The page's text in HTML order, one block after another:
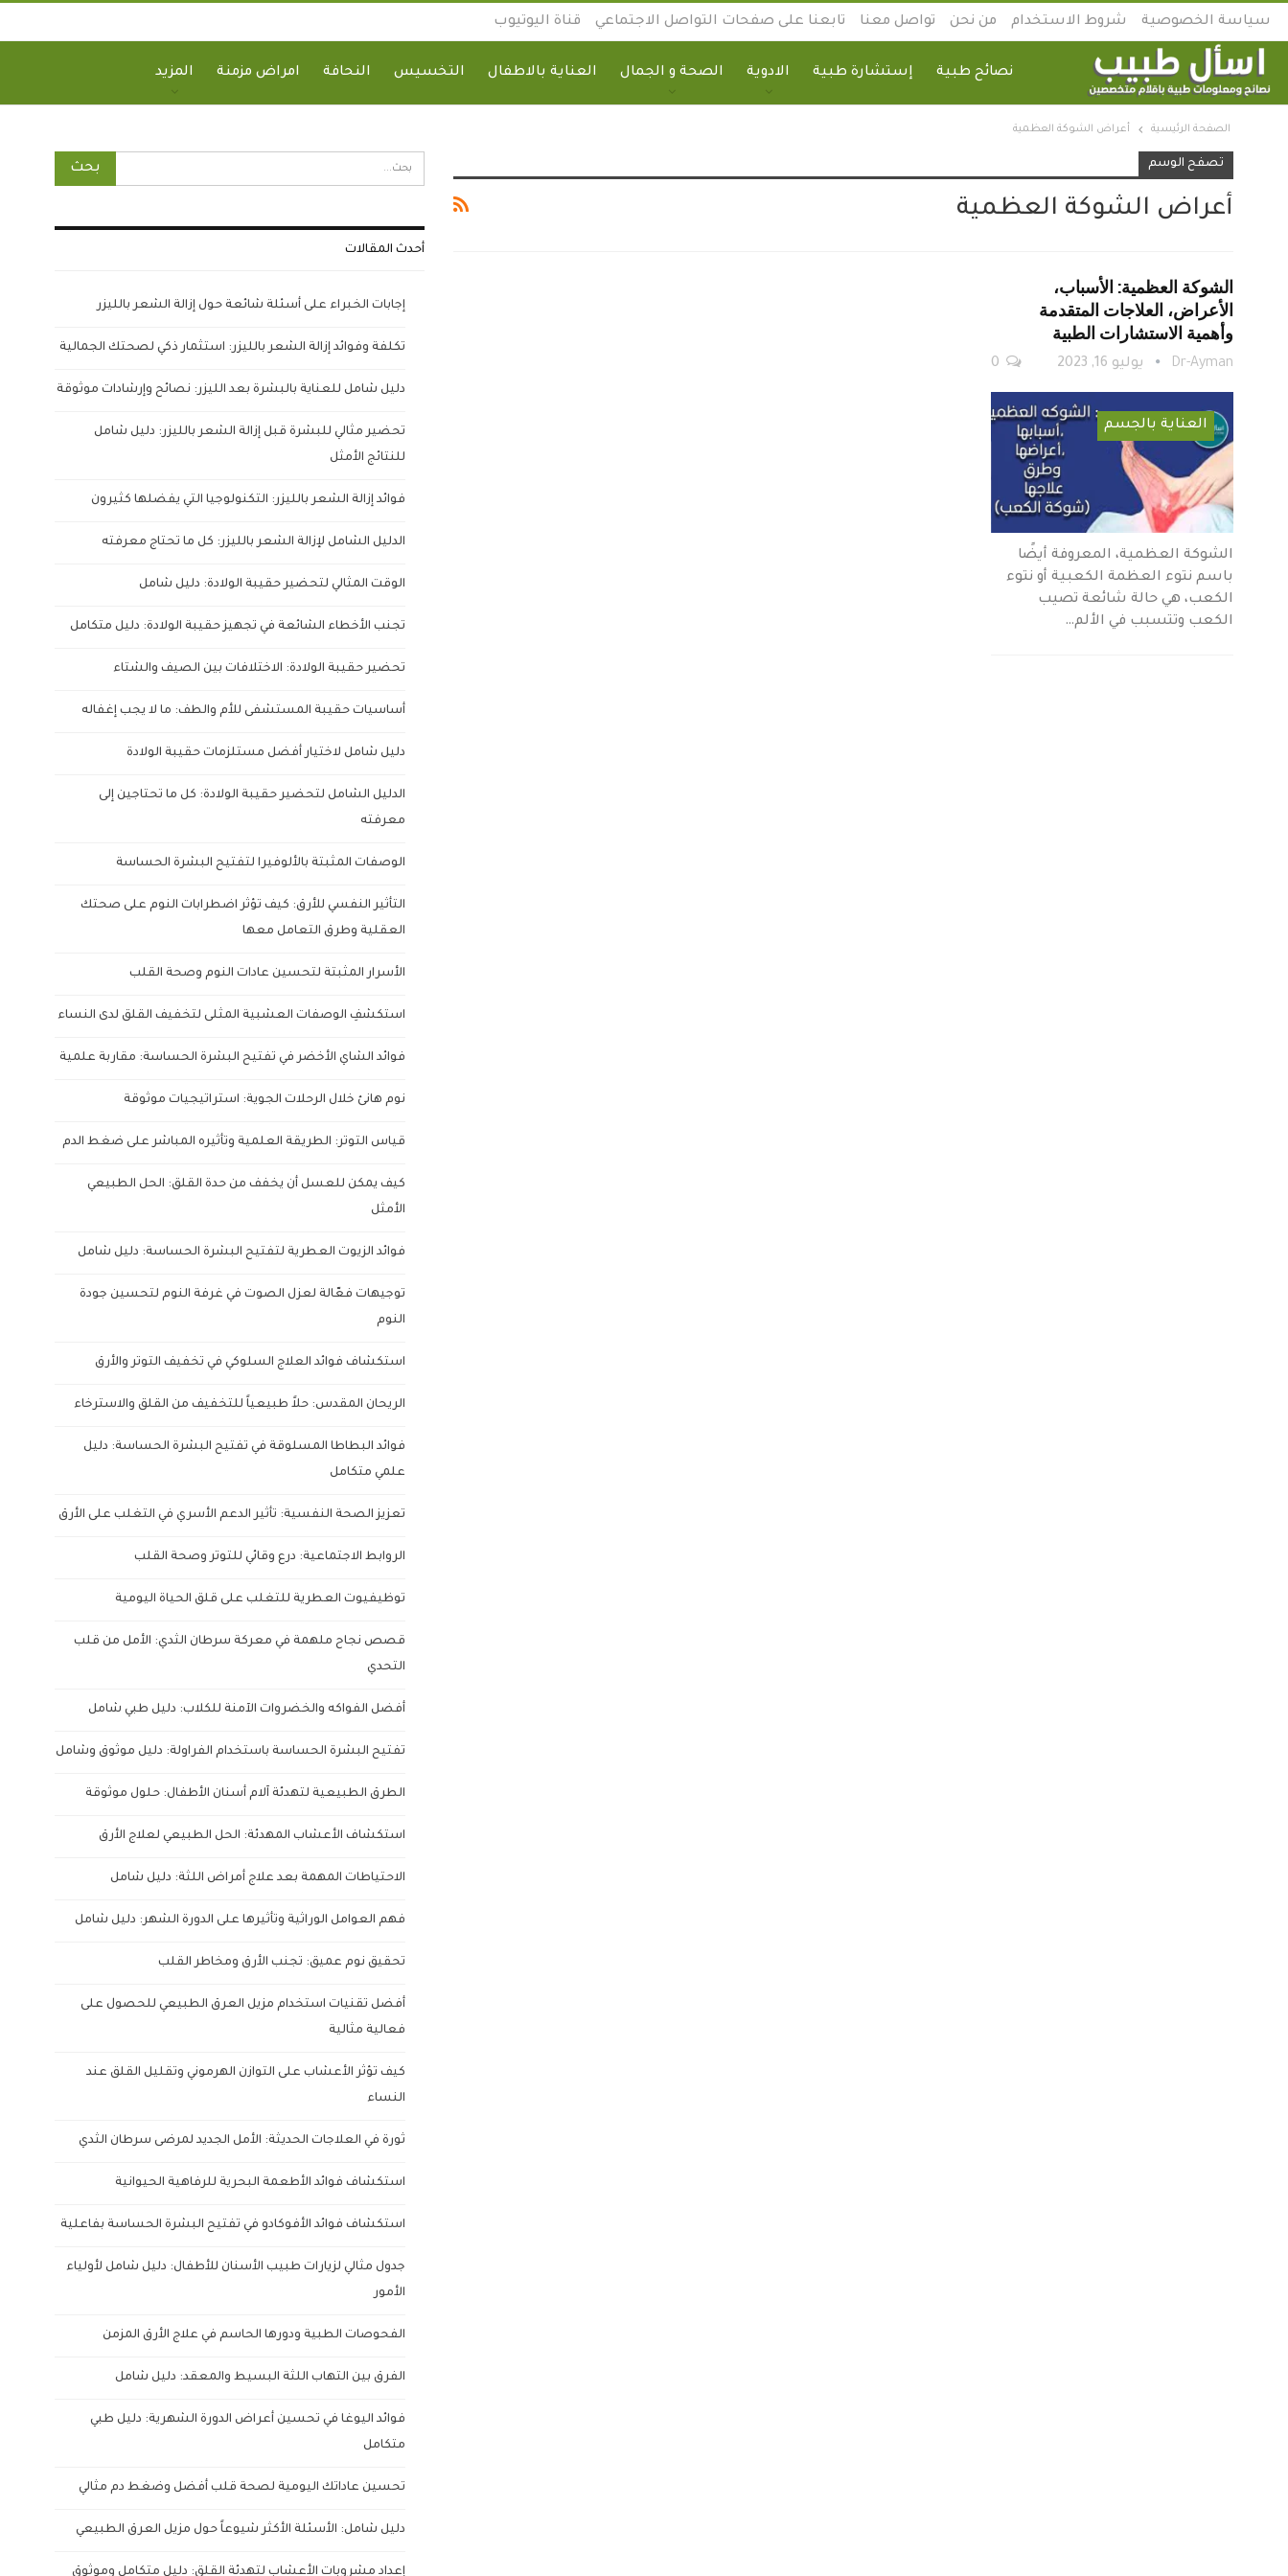
سياسة الخصوصية شروط الاستخدام من نحن تواصل معنا تابعنا على صفحات التواصل الاجتماعي قناة اليوتيوب
نصائح طبية إستشارة طبية الادوية الصحة و الجمال العناية بالاطفال التخسيس النحافة امراض مزمنة المزيد
الصفحة الرئيسية أعراض الشوكة العظمية
تصفح الوسم
أعراض الشوكة العظمية
الشوكة العظمية: الأسباب،
الأعراض، العلاجات المتقدمة
وأهمية الاستشارات الطبية
Dr-Ayman يوليو 16, 2023
العناية بالجسم
الشوكة العظمية، المعروفة أيضًا
باسم نتوء العظمة الكعبية أو نتوء
الكعب، هي حالة شائعة تصيب
الكعب وتتسبب في الألم…
أحدث المقالات
إجابات الخبراء على أسئلة شائعة حول إزالة الشعر بالليزر
تكلفة وفوائد إزالة الشعر بالليزر: استثمار ذكي لصحتك الجمالية
دليل شامل للعناية بالبشرة بعد الليزر: نصائح وإرشادات موثوقة
تحضير مثالي للبشرة قبل إزالة الشعر بالليزر: دليل شامل
للنتائج الأمثل
فوائد إزالة الشعر بالليزر: التكنولوجيا التي يفضلها كثيرون
الدليل الشامل لإزالة الشعر بالليزر: كل ما تحتاج معرفته
الوقت المثالي لتحضير حقيبة الولادة: دليل شامل
تجنب الأخطاء الشائعة في تجهيز حقيبة الولادة: دليل متكامل
تحضير حقيبة الولادة: الاختلافات بين الصيف والشتاء
أساسيات حقيبة المستشفى للأم والطف: ما لا يجب إغفاله
دليل شامل لاختيار أفضل مستلزمات حقيبة الولادة
الدليل الشامل لتحضير حقيبة الولادة: كل ما تحتاجين إلى
معرفته
الوصفات المثبتة بالألوفيرا لتفتيح البشرة الحساسة
التأثير النفسي للأرق: كيف تؤثر اضطرابات النوم على صحتك
العقلية وطرق التعامل معها
الأسرار المثبتة لتحسين عادات النوم وصحة القلب
استكشفِ الوصفات العشبية المثلى لتخفيف القلق لدى النساء
فوائد الشاي الأخضر في تفتيح البشرة الحساسة: مقاربة علمية
نوم هانئ خلال الرحلات الجوية: استراتيجيات موثوقة
قياس التوتر: الطريقة العلمية وتأثيره المباشر على ضغط الدم
كيف يمكن للعسل أن يخفف من حدة القلق: الحل الطبيعي
الأمثل
فوائد الزيوت العطرية لتفتيح البشرة الحساسة: دليل شامل
توجيهات فعّالة لعزل الصوت في غرفة النوم لتحسين جودة
النوم
استكشاف فوائد العلاج السلوكي في تخفيف التوتر والأرق
الريحان المقدس: حلاً طبيعياً للتخفيف من القلق والاسترخاء
فوائد البطاطا المسلوقة في تفتيح البشرة الحساسة: دليل
علمي متكامل
تعزيز الصحة النفسية: تأثير الدعم الأسري في التغلب على الأرق
الروابط الاجتماعية: درع وقائي للتوتر وصحة القلب
توظيفيوت العطرية للتغلب على قلق الحياة اليومية
قصص نجاح ملهمة في معركة سرطان الثدي: الأمل من قلب
التحدي
أفضل الفواكه والخضروات الآمنة للكلاب: دليل طبي شامل
تفتيح البشرة الحساسة باستخدام الفراولة: دليل موثوق وشامل
الطرق الطبيعية لتهدئة آلام أسنان الأطفال: حلول موثوقة
استكشاف الأعشاب المهدئة: الحل الطبيعي لعلاج الأرق
الاحتياطات المهمة بعد علاج أمراض اللثة: دليل شامل
فهم العوامل الوراثية وتأثيرها على الدورة الشهر: دليل شامل
تحقيق نوم عميق: تجنب الأرق ومخاطر القلب
أفضل تقنيات استخدام مزيل العرق الطبيعي للحصول على
فعالية مثالية
كيف تؤثر الأعشاب على التوازن الهرموني وتقليل القلق عند
النساء
ثورة في العلاجات الحديثة: الأمل الجديد لمرضى سرطان الثدي
استكشاف فوائد الأطعمة البحرية للرفاهية الحيوانية
استكشاف فوائد الأفوكادو في تفتيح البشرة الحساسة بفاعلية
جدول مثالي لزيارات طبيب الأسنان للأطفال: دليل شامل لأولياء
الأمور
الفحوصات الطبية ودورها الحاسم في علاج الأرق المزمن
الفرق بين التهاب اللثة البسيط والمعقد: دليل شامل
فوائد اليوغا في تحسين أعراض الدورة الشهرية: دليل طبي
متكامل
تحسين عاداتك اليومية لصحة قلب أفضل وضغط دم مثالي
دليل شامل: الأسئلة الأكثر شيوعاً حول مزيل العرق الطبيعي
إعداد مشروبات الأعشاب لتهدئة القلق: دليل متكامل وموثوق